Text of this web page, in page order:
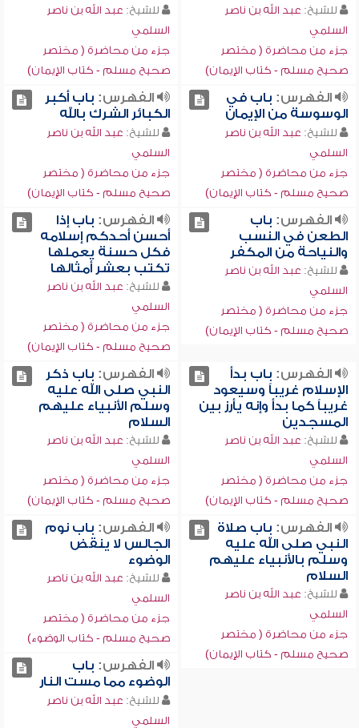
للشيخ: عبد الله بن ناصر
السلمي
جزء من محاضرة ( مختصر
صحيح مسلم - كتاب الإيمان)
للشيخ: عبد الله بن ناصر
السلمي
جزء من محاضرة ( مختصر
صحيح مسلم - كتاب الإيمان)
الفهرس: باب في
الوسوسة من الإيمان
للشيخ: عبد الله بن ناصر
السلمي
جزء من محاضرة ( مختصر
صحيح مسلم - كتاب الإيمان)
الفهرس: باب أكبر
الكبائر الشرك بالله
للشيخ: عبد الله بن ناصر
السلمي
جزء من محاضرة ( مختصر
صحيح مسلم - كتاب الإيمان)
الفهرس: باب
الطعن في النسب
والنياحة من المكفر
للشيخ: عبد الله بن ناصر
السلمي
جزء من محاضرة ( مختصر
صحيح مسلم - كتاب الإيمان)
الفهرس: باب إذا
أحسن أحدكم إسلامه
فكل حسنة يعملها
تكتب بعشر أمثالها
للشيخ: عبد الله بن ناصر
السلمي
جزء من محاضرة ( مختصر
صحيح مسلم - كتاب الإيمان)
الفهرس: باب بدأ
الإسلام غريباً وسيعود
غريباً كما بدأ وإنه يأرز بين
المسجدين
للشيخ: عبد الله بن ناصر
السلمي
جزء من محاضرة ( مختصر
صحيح مسلم - كتاب الإيمان)
الفهرس: باب ذكر
النبي صلى الله عليه
وسلم الأنبياء عليهم
السلام
للشيخ: عبد الله بن ناصر
السلمي
جزء من محاضرة ( مختصر
صحيح مسلم - كتاب الإيمان)
الفهرس: باب صلاة
النبي صلى الله عليه
وسلم بالأنبياء عليهم
السلام
للشيخ: عبد الله بن ناصر
السلمي
جزء من محاضرة ( مختصر
صحيح مسلم - كتاب الإيمان)
الفهرس: باب نوم
الجالس لا ينقض
الوضوء
للشيخ: عبد الله بن ناصر
السلمي
جزء من محاضرة ( مختصر
صحيح مسلم - كتاب الوضوء)
الفهرس: باب
الوضوء مما مست النار
للشيخ: عبد الله بن ناصر
السلمي